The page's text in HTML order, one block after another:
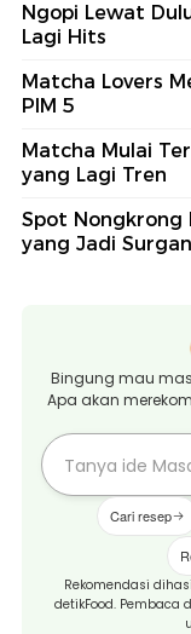
Ngopi Lewat
Lagi Hits
Matcha Lovers
PIM 5
Matcha Mulai
yang Lagi Tren
Spot Nongkrong
yang Jadi
Bingung mau
Apa akan
Cari resep
Rekomendasi
detikFood. Pembaca